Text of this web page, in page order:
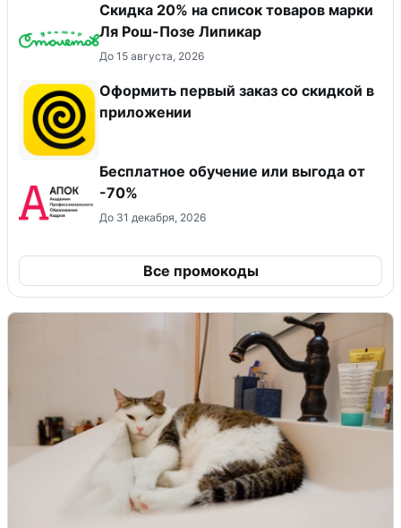
Скидка 20% на список товаров марки
Ля Рош-Позе Липикар
До 15 августа, 2026
Оформить первый заказ со скидкой в
приложении
Бесплатное обучение или выгода от
-70%
До 31 декабря, 2026
Все промокоды